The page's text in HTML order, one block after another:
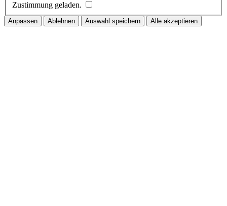
Zustimmung geladen.
Anpassen Ablehnen Auswahl speichern Alle akzeptieren